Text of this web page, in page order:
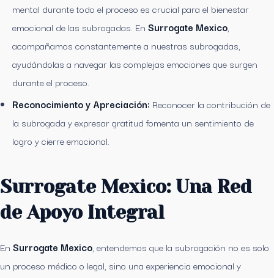
mental durante todo el proceso es crucial para el bienestar
emocional de las subrogadas. En Surrogate Mexico
acompañamos constantemente a nuestras subrogadas,
ayudándolas a navegar las complejas emociones que surgen
durante el proceso.
Reconocimiento y Apreciación: Reconocer la contribución de
la subrogada y expresar gratitud fomenta un sentimiento de
logro y cierre emocional.
Surrogate Mexico: Una Red
de Apoyo Integral
En Surrogate Mexico, entendemos que la subrogación no es solo
un proceso médico o legal, sino una experiencia emocional y